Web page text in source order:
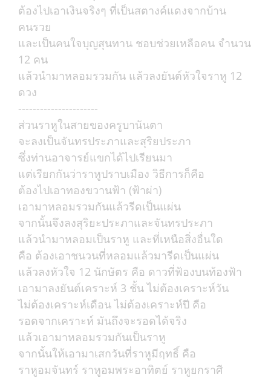
ต้องไปเอาเงินจริงๆ ที่เป็นสตางค์แดงจากบ้าน
คนรวย
และเป็นคนใจบุญสุนทาน ชอบช่วยเหลือคน จำนวน
12 คน
แล้วนำมาหลอมรวมกัน แล้วลงยันต์หัวใจราหู 12
ดวง
----------------------
ส่วนราหูในสายของครูบานันตา
จะลงเป็นจันทรประภาและสุริยประภา
ซึ่งท่านอาจารย์แขกได้ไปเรียนมา
แต่เรียกกันว่าราหูปราบเมือง วิธีการก็คือ
ต้องไปเอาทองขวานฟ้า (ฟ้าผ่า)
เอามาหลอมรวมกันแล้วรีดเป็นแผ่น
จากนั้นจึงลงสุริยะประภาและจันทรประภา
แล้วนำมาหลอมเป็นราหู และที่เหนือสิ่งอื่นใด
คือ ต้องเอาชนวนที่หลอมแล้วมารีดเป็นแผ่น
แล้วลงหัวใจ 12 นักษัตร คือ ดาวที่ฟ้องบนท้องฟ้า
เอามาลงยันต์เคราะห์ 3 ชั้น ไม่ต้องเคราะห์วัน
ไม่ต้องเคราะห์เดือน ไม่ต้องเคราะห์ปี คือ
รอดจากเคราะห์ มันถึงจะรอดได้จริง
แล้วเอามาหลอมรวมกันเป็นราหู
จากนั้นให้เอามาเสกวันที่ราหูมีฤทธิ์ คือ
ราหูอมจันทร์ ราหูอมพระอาทิตย์ ราหูยกราศี